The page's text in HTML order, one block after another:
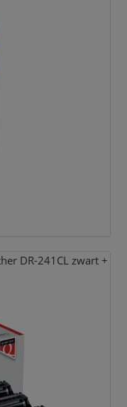
DR-241CL zwart +